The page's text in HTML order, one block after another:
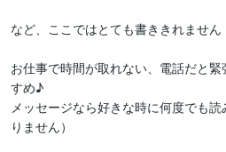
など、ここではとても書ききれません
お仕事で時間が取れない、電話だと
すめ♪
メッセージなら好きな時に何度でも
りません）